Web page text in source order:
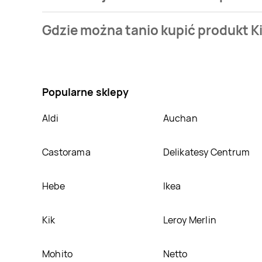
naszej bazie jest z sieciCarrefour. Kiełbasa
Gdzie można tanio kupić produkt
Popularne sklepy
Aldi Auchan
Castorama Delikatesy Centrum
Hebe Ikea
Kik Leroy Merlin
Mohito Netto